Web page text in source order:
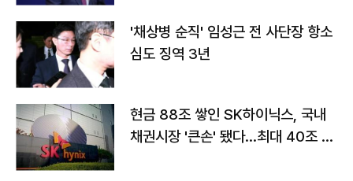
'채상병 순직' 임성근 전 사단장 항소
심도 징역 3년
현금 88조 쌓인 SK하이닉스, 국내
채권시장 '큰손' 됐다…최대 40조 투